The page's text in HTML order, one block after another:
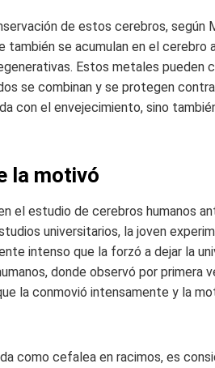
de estos cerebros, según
se acumulan en el cerebro
Estos metales pueden
se combinan y se protegen
con el envejecimiento, sino
la motivó
el estudio de cerebros humanos
universitarios, la joven
intenso que la forzó a dejar la
donde observó por primera
la conmovió intensamente y la
como cefalea en racimos, es